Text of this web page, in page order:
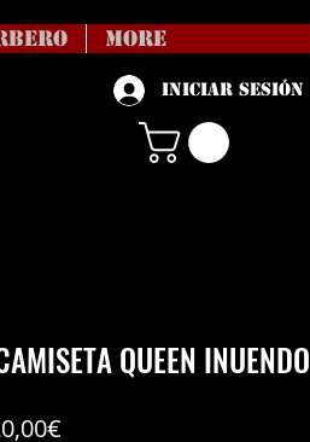
More
QUEEN INUENDO
Iniciar sesión